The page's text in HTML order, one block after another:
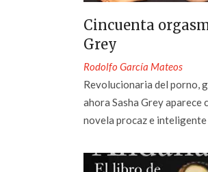
Cincuenta
Grey
Rodolfo García Mateos
Revolucionaria del porno,
ahora Sasha Grey aparece
novela procaz e inteligente